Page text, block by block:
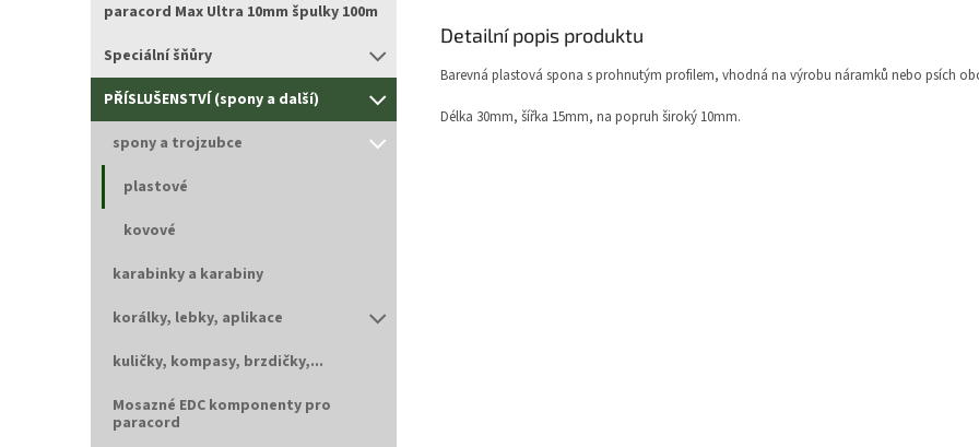
paracord Max Ultra 10mm špulky 100m
Speciální šňůry
PŘÍSLUŠENSTVÍ (spony a další)
spony a trojzubce
plastové
kovové
karabinky a karabiny
korálky, lebky, aplikace
kuličky, kompasy, brzdičky,...
Mosazné EDC komponenty pro
paracord
Detailní popis produktu
Barevná plastová spona s prohnutým profilem, vhodná na výrobu náramků nebo psích
Délka 30mm, šířka 15mm, na popruh široký 10mm.